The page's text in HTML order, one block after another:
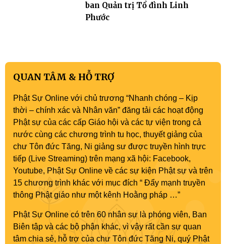
ban Quản trị Tổ đình Linh
Phước
QUAN TÂM & HỖ TRỢ
Phật Sự Online với chủ trương “Nhanh chóng – Kịp
thời – chính xác và Nhân văn” đăng tải các hoạt động
Phật sự của các cấp Giáo hội và các tự viện trong cả
nước cùng các chương trình tu học, thuyết giảng của
chư Tôn đức Tăng, Ni giảng sư được truyền hình trực
tiếp (Live Streaming) trên mạng xã hội: Facebook,
Youtube, Phật Sự Online về các sự kiện Phật sự và trên
15 chương trình khác với mục đích “ Đẩy mạnh truyền
thông Phật giáo như một kênh Hoằng pháp …”
Phật Sự Online có trên 60 nhân sự là phóng viên, Ban
Biên tập và các bộ phận khác, vì vậy rất cần sự quan
tâm chia sẻ, hỗ trợ của chư Tôn đức Tăng Ni, quý Phật